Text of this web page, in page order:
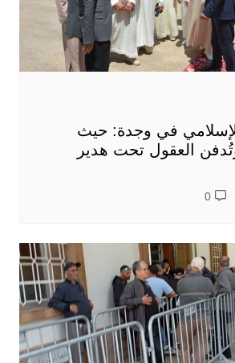
في وجدة: حيث
العقول تحت هدير
0